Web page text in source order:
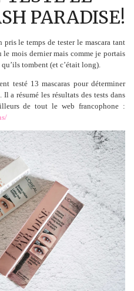
PARADISE!
le temps de tester le mascara tant
le mois dernier mais comme je portais
tombent (et c’était long).
testé 13 mascaras pour déterminer
a résumé les résultats des tests dans
de tout le web francophone :